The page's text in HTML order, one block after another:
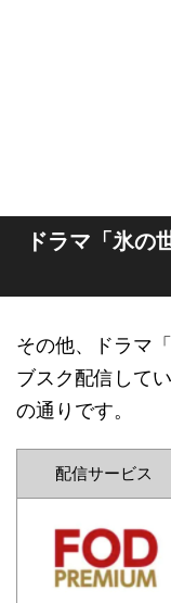
ドラマ「氷の
その他、ドラマ
ブスク配信して
の通りです。
配信サービス